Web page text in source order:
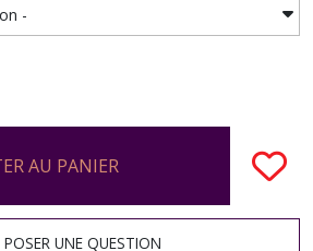
AU PANIER
UNE QUESTION